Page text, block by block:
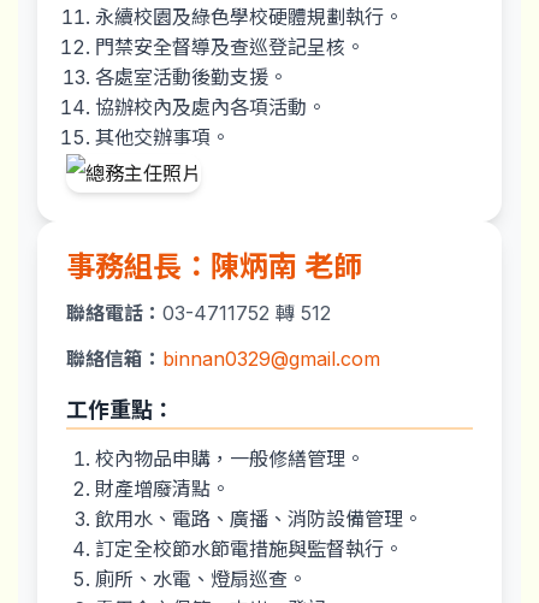
永續校園及綠色學校硬體規劃執行。
門禁安全督導及查巡登記呈核。
各處室活動後勤支援。
協辦校內及處內各項活動。
其他交辦事項。
事務組長：陳炳南 老師
聯絡電話： 03-4711752 轉 512
聯絡信箱： binnan0329@gmail.com
工作重點：
校內物品申購，一般修繕管理。
財產增廢清點。
飲用水、電路、廣播、消防設備管理。
訂定全校節水節電措施與監督執行。
廁所、水電、燈扇巡查。